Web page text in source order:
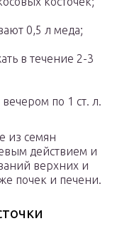
0,5 л меда;
в течение 2-3
по 1 ст. л.
из семян
действием и
верхних и
почек и печени.